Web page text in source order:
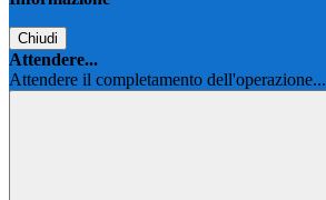
Chiudi
Attendere...
Attendere il completamento dell'operazione...